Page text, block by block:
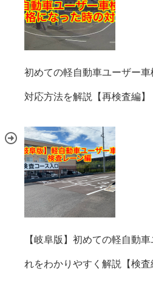
初めての軽自動車ユーザー
対応方法を解説【再検査編】
【岐阜版】初めての軽自動
れをわかりやすく解説【検査